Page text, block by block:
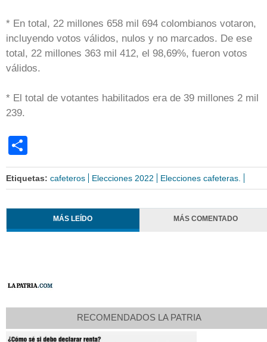
* En total, 22 millones 658 mil 694 colombianos votaron,
incluyendo votos válidos, nulos y no marcados. De ese
total, 22 millones 363 mil 412, el 98,69%, fueron votos
válidos.
* El total de votantes habilitados era de 39 millones 2 mil
239.
Etiquetas: cafeteros Elecciones 2022 Elecciones cafeteras.
MÁS LEÍDO MÁS COMENTADO
RECOMENDADOS LA PATRIA